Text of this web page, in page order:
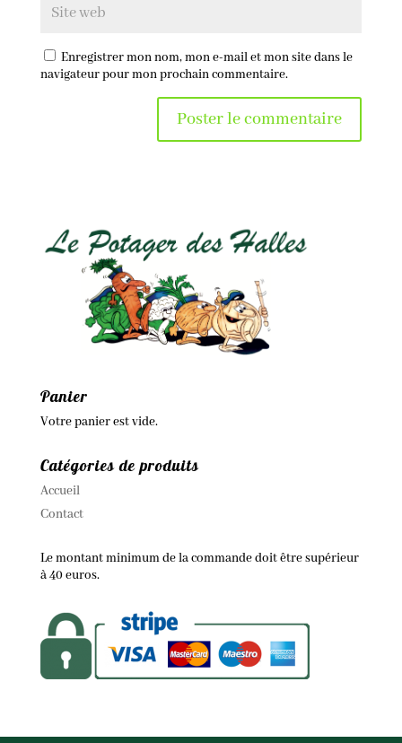
Enregistrer mon nom, mon e-mail et mon site dans le
navigateur pour mon prochain commentaire.
Panier
Votre panier est vide.
Catégories de produits
Accueil
Contact
Le montant minimum de la commande doit être supérieur
à 40 euros.